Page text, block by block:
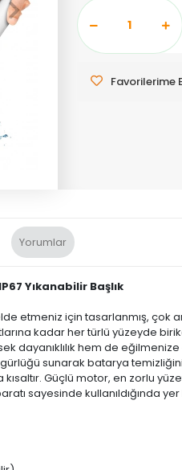
Favorilerime
Yorumlar
Yıkanabilir Başlık
etmeniz için tasarlanmış,
kadar her türlü yüzeyde
dayanıklılık hem de
sunarak batarya
Güçlü motor, en zorlu
sayesinde kullanıldığında